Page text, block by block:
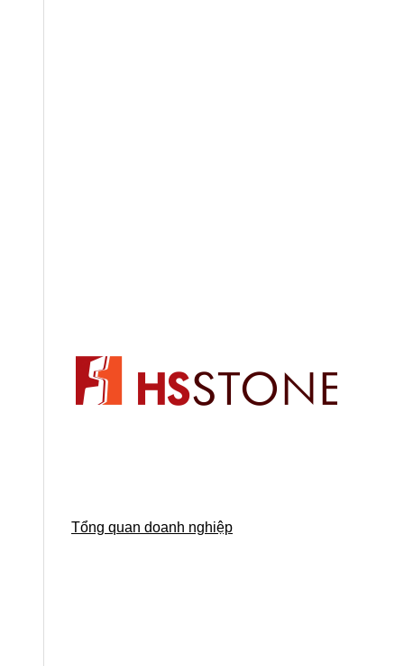
Tổng quan doanh nghiệp